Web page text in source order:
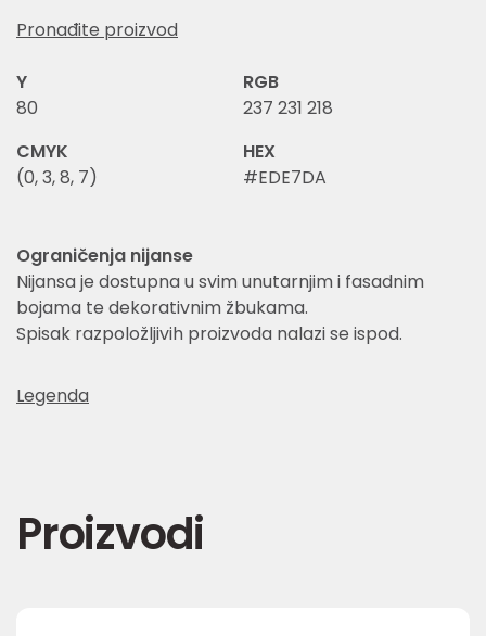
Pronađite proizvod
Y
80
RGB
237 231 218
CMYK
(0, 3, 8, 7)
HEX
#EDE7DA
Ograničenja nijanse
Nijansa je dostupna u svim unutarnjim i fasadnim
bojama te dekorativnim žbukama.
Spisak razpoložljivih proizvoda nalazi se ispod.
Legenda
Proizvodi